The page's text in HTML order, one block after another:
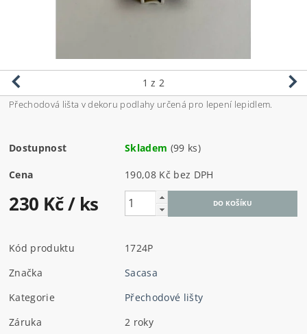
1 z 2
Přechodová lišta v dekoru podlahy určená pro lepení lepidlem.
Dostupnost Skladem (99 ks)
Cena 190,08 Kč bez DPH
230 Kč/ ks
Kód produktu
1724P
Značka
Sacasa
Kategorie
Přechodové lišty
Záruka
2 roky